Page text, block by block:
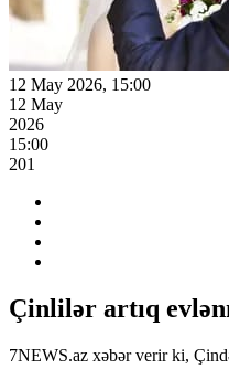
12 May 2026, 15:00
12 May
2026
15:00
201
Çinlilər artıq
7NEWS.az xəbər verir ki,